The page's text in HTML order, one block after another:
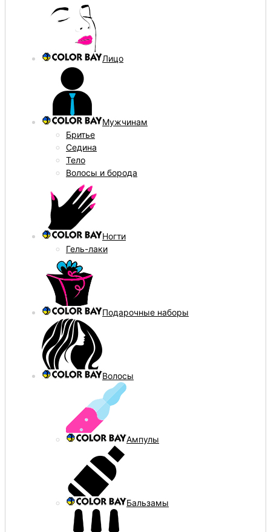
Лицо
Мужчинам
Бритье
Седина
Тело
Волосы и борода
Ногти
Гель-лаки
Подарочные наборы
Волосы
Ампулы
Бальзамы